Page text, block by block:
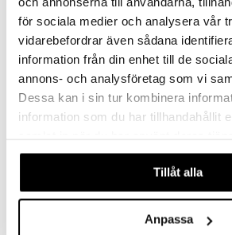
för sociala medier och analysera vår
vidarebefordrar även sådana
information från din enhet till de
annons- och analysföretag som vi
Dessa kan i sin tur kombinera
information som du har tillhandahållit
våra cookies vid fortsatt användande
Tillåt alla
Anpassa
Chateau -olutlasi 63cl (50cl)
KOSTA BODA
37,99
KOSTA
38,99